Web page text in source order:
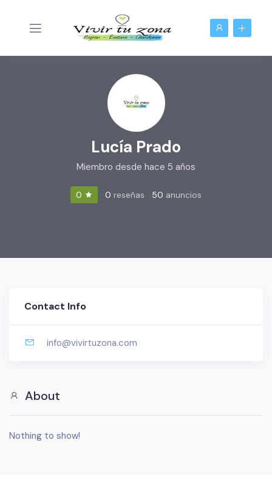
Lucía Prado
Miembro desde hace 5 años
0 0 reseñas 50 anuncios
Contact Info
info@vivirtuzona.com
About
Nothing to show!